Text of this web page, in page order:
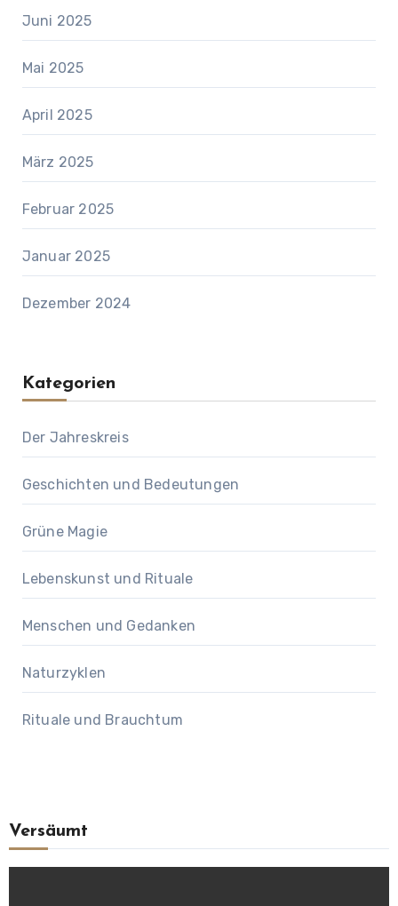
Juni 2025
Mai 2025
April 2025
März 2025
Februar 2025
Januar 2025
Dezember 2024
Kategorien
Der Jahreskreis
Geschichten und Bedeutungen
Grüne Magie
Lebenskunst und Rituale
Menschen und Gedanken
Naturzyklen
Rituale und Brauchtum
Versäumt